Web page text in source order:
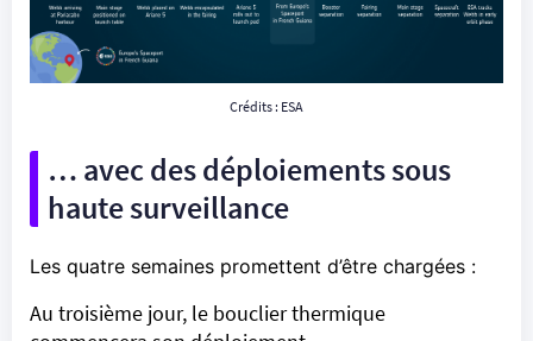
Crédits : ESA
… avec des déploiements sous
haute surveillance
Les quatre semaines promettent d’être chargées :
Au troisième jour, le bouclier thermique